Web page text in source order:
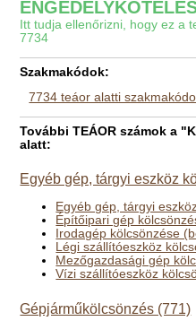
Itt tudja ellenőrizni, hogy ez a
7734
Szakmakódok:
7734 teáor alatti
További TEÁOR számok a
alatt:
Egyéb gép, tárgyi eszköz
Egyéb gép, tárgyi
Építőipari gép
Irodagép kölcsönzése
Légi szállítóeszköz
Mezőgazdasági gép
Vízi szállítóeszköz
Gépjárműkölcsönzés (771)